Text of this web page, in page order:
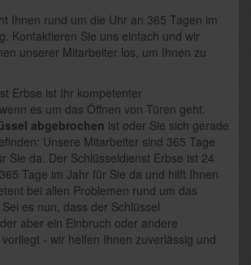
Ihnen rund um die Uhr an 365 Tagen im
Kontaktieren Sie uns einfach und wir
unserer Mitarbeiter los, um Ihnen zu
Erbse ist Ihr kompetenter
es um das Öffnen von Türen geht.
abgebrochen ist oder Sie sich gerade
Unsere Mitarbeiter sind 365 Tage
Sie da. Der Schlüsseldienst Erbse ist 24
Tage im Jahr für Sie da und hilft Ihnen
bei allen Problemen rund um das
es nun, dass der Schlüssel
aber ein Einbruch oder andere
- wir helfen Ihnen zuverlässig und